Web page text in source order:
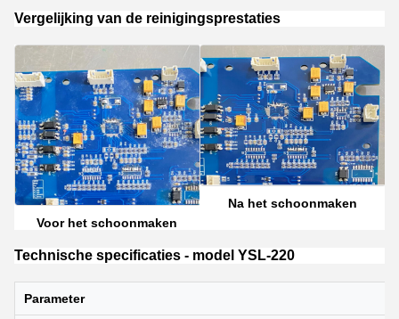
Vergelijking van de reinigingsprestaties
Voor het schoonmaken
Na het schoonmaken
Technische specificaties - model YSL-220
Parameter